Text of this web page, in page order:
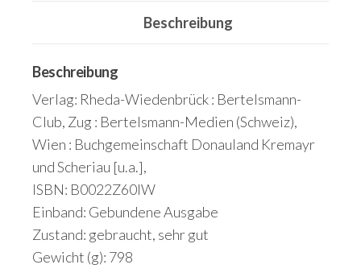
Beschreibung
Beschreibung
Verlag: Rheda-Wiedenbrück : Bertelsmann-
Club, Zug : Bertelsmann-Medien (Schweiz),
Wien : Buchgemeinschaft Donauland Kremayr
und Scheriau [u.a.],
ISBN: B0022Z60IW
Einband: Gebundene Ausgabe
Zustand: gebraucht, sehr gut
Gewicht (g): 798